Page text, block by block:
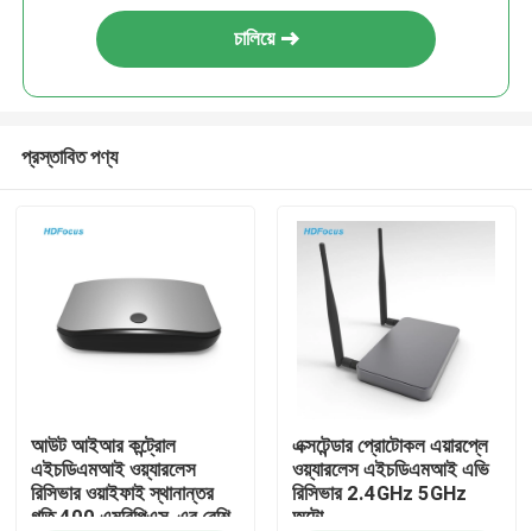
চালিয়ে
প্রস্তাবিত পণ্য
আউট আইআর কন্ট্রোল
এইচডিএমআই ওয়্যারলেস
রিসিভার ওয়াইফাই স্থানান্তর
গতি 400 এমবিপিএস-এর বেশি
এক্সটেন্ডার প্রোটোকল এয়ারপ্লে
ওয়্যারলেস এইচডিএমআই এভি
রিসিভার 2.4GHz 5GHz
অটো